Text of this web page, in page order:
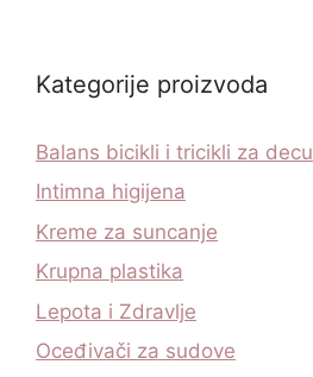
Kategorije proizvoda
Balans bicikli i tricikli za decu
Intimna higijena
Kreme za suncanje
Krupna plastika
Lepota i Zdravlje
Oceđivači za sudove